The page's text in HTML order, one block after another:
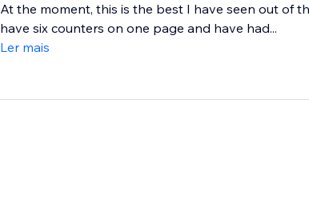
At the moment, this is the best I have seen out of
have six counters on one page and have had...
Ler mais